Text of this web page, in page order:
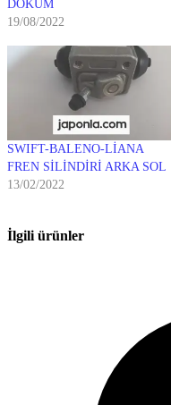
DÖKÜM
19/08/2022
SWIFT-BALENO-LİANA
FREN SİLİNDİRİ ARKA SOL
13/02/2022
İlgili ürünler